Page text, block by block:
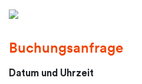
Buchungsanfrage
Datum und Uhrzeit